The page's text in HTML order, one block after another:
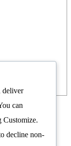
deliver
can
Customize.
decline non-